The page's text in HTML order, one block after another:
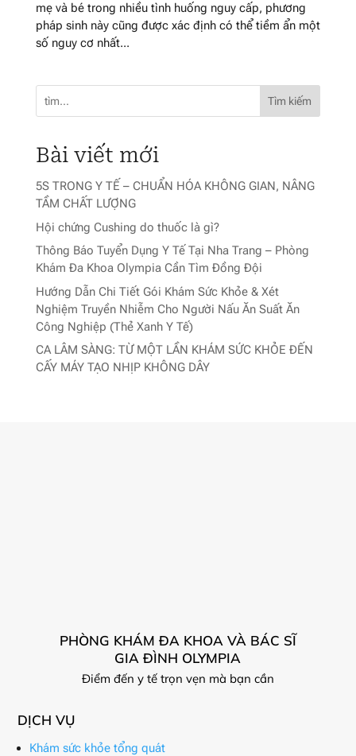
mẹ và bé trong nhiều tình huống nguy cấp, phương
pháp sinh này cũng được xác định có thể tiềm ẩn một
số nguy cơ nhất...
Tìm kiếm
Bài viết mới
5S TRONG Y TẾ – CHUẨN HÓA KHÔNG GIAN, NÂNG
TẦM CHẤT LƯỢNG
Hội chứng Cushing do thuốc là gì?
Thông Báo Tuyển Dụng Y Tế Tại Nha Trang – Phòng
Khám Đa Khoa Olympia Cần Tìm Đồng Đội
Hướng Dẫn Chi Tiết Gói Khám Sức Khỏe & Xét
Nghiệm Truyền Nhiễm Cho Người Nấu Ăn Suất Ăn
Công Nghiệp (Thẻ Xanh Y Tế)
CA LÂM SÀNG: TỪ MỘT LẦN KHÁM SỨC KHỎE ĐẾN
CẤY MÁY TẠO NHỊP KHÔNG DÂY
PHÒNG KHÁM ĐA KHOA VÀ BÁC SĨ
GIA ĐÌNH OLYMPIA
Điểm đến y tế trọn vẹn mà bạn cần
DỊCH VỤ
Khám sức khỏe tổng quát